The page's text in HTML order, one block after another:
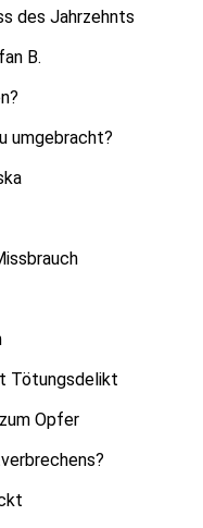
des Jahrzehnts
B.
umgebracht?
Tötungsdelikt
Opfer